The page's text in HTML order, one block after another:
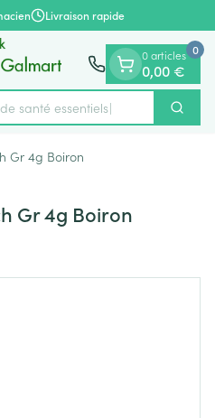
Livraison rapide
santé essentiels
0 articles
0,00 €
0
Gr 4g Boiron
Gr 4g Boiron